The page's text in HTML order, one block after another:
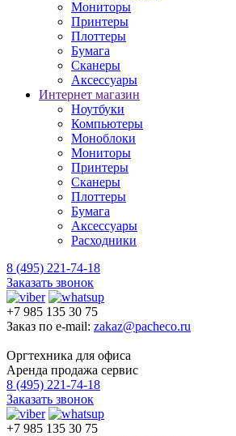
Мониторы
Принтеры
Плоттеры
Бумага
Сканеры
Аксессуары
Интернет магазин
Ноутбуки
Компьютеры
Моноблоки
Мониторы
Принтеры
Сканеры
Плоттеры
Бумага
Аксессуары
Расходники
8 (495) 221-74-18
Заказать звонок
+7 985 135 30 75
Заказ по e-mail: zakaz@pacheco.ru
Оргтехника для офиса
Аренда продажа сервис
8 (495) 221-74-18
Заказать звонок
+7 985 135 30 75